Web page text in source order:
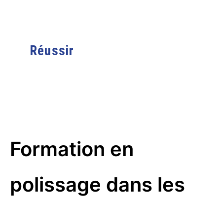
Réussir
Formation en
polissage dans les